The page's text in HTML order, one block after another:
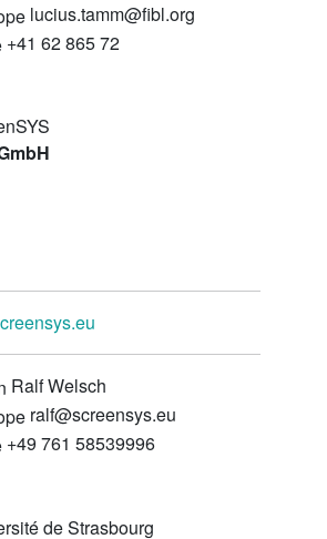
lucius.tamm@fibl.org
+41 62 865 72
Ralf Welsch
ralf@screensys.eu
+49 761 58539996